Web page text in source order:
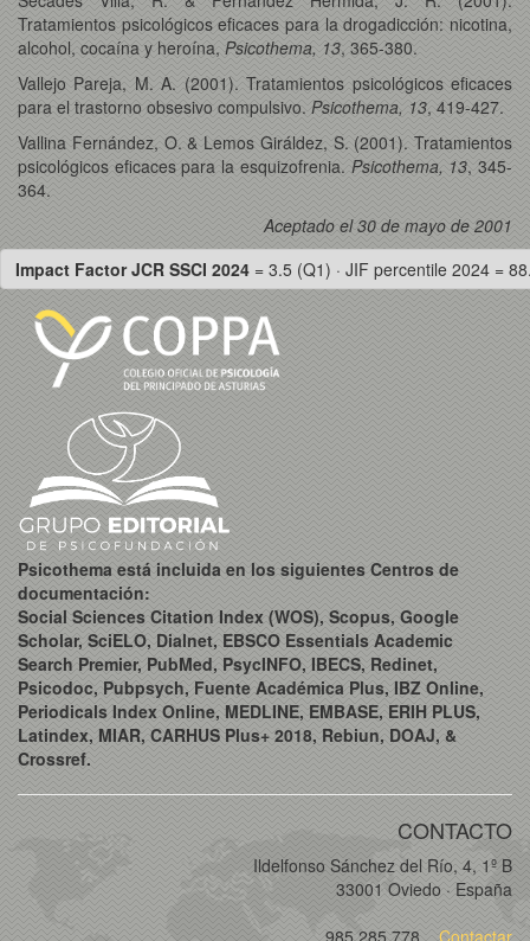
Tratamientos psicológicos eficaces para la drogadicción: nicotina,
alcohol, cocaína y heroína, Psicothema, 13, 365-380.
Vallejo Pareja, M. A. (2001). Tratamientos psicológicos eficaces
para el trastorno obsesivo compulsivo. Psicothema, 13, 419-427.
Vallina Fernández, O. & Lemos Giráldez, S. (2001). Tratamientos
psicológicos eficaces para la esquizofrenia. Psicothema, 13, 345-
364.
Aceptado el 30 de mayo de 2001
Impact Factor JCR SSCI 2024 = 3.5 (Q1) · JIF percentile 2024 =
Psicothema está incluida en los siguientes Centros de
documentación:
Social Sciences Citation Index (WOS), Scopus, Google
Scholar, SciELO, Dialnet, EBSCO Essentials Academic
Search Premier, PubMed, PsycINFO, IBECS, Redinet,
Psicodoc, Pubpsych, Fuente Académica Plus, IBZ Online,
Periodicals Index Online, MEDLINE, EMBASE, ERIH PLUS,
Latindex, MIAR, CARHUS Plus+ 2018, Rebiun, DOAJ, &
Crossref.
CONTACTO
Ildelfonso Sánchez del Río, 4, 1º B
33001 Oviedo · España
985 285 778
Contactar